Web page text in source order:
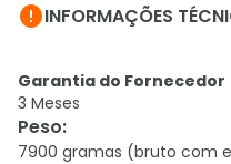
INFORMAÇÕES
Garantia do Fornecedor
3 Meses
Peso:
7900 gramas (bruto com